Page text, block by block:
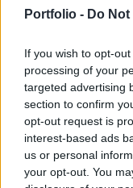
Portfolio - Do
If you wish to opt-
processing of your
targeted advertising
section to confirm
opt-out request is
interest-based ads
us or personal
your opt-out. You
2006. szeptember 29.
2027-ig
szóló gázellátási
Gazexport-al. A
keretében
Ausztriába, mely